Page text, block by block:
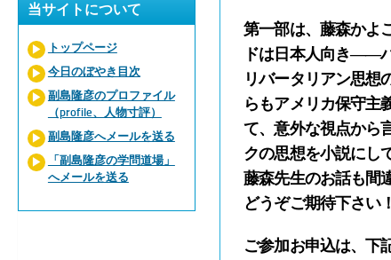
第一部は、藤森かよ
ドは日本人向き――
リバータリアン思想
らもアメリカ保守主
て、意外な視点から
クの思想を小説にし
藤森先生のお話も間
どうぞご期待下さい！
ご参加お申込は、下
当サイトについて
トップページ
今日のぼやき目次
副島隆彦のプロファイル
（profile、人物寸評）
副島隆彦へメールを送る
「副島隆彦の学問道場」
へメールを送る